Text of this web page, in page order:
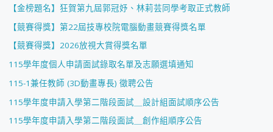
【金榜題名】狂賀第九屆郭冠妤、林莉芸同學考取正式教師
【競賽得獎】第22屆技專校院電腦動畫競賽得獎名單
【競賽得獎】2026放視大賞得獎名單
115學年度個人申請面試錄取名單及志願選填通知
115-1兼任教師 (3D動畫專長) 徵聘公告
115學年度申請入學第二階段面試＿設計組面試順序公告
115學年度申請入學第二階段面試＿創作組順序公告